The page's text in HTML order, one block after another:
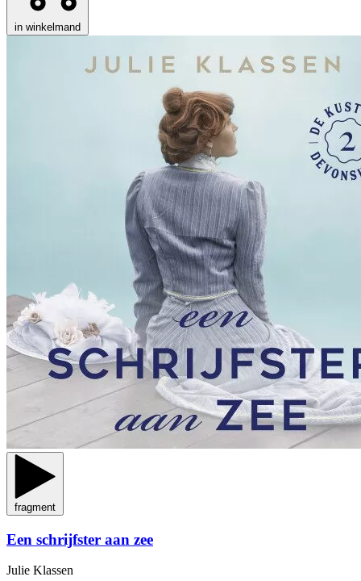
in winkelmand
fragment
Een schrijfster aan zee
Julie Klassen